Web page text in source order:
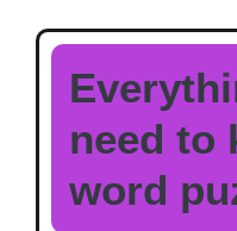
need to
word